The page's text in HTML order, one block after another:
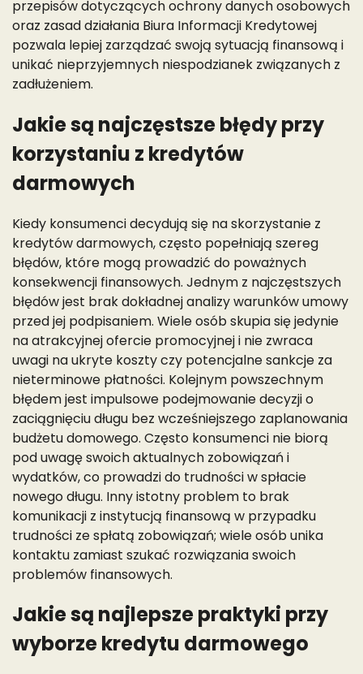
przepisów dotyczących ochrony danych osobowych
oraz zasad działania Biura Informacji Kredytowej
pozwala lepiej zarządzać swoją sytuacją finansową i
unikać nieprzyjemnych niespodzianek związanych z
zadłużeniem.
Jakie są najczęstsze błędy przy
korzystaniu z kredytów
darmowych
Kiedy konsumenci decydują się na skorzystanie z
kredytów darmowych, często popełniają szereg
błędów, które mogą prowadzić do poważnych
konsekwencji finansowych. Jednym z najczęstszych
błędów jest brak dokładnej analizy warunków umowy
przed jej podpisaniem. Wiele osób skupia się jedynie
na atrakcyjnej ofercie promocyjnej i nie zwraca
uwagi na ukryte koszty czy potencjalne sankcje za
nieterminowe płatności. Kolejnym powszechnym
błędem jest impulsowe podejmowanie decyzji o
zaciągnięciu długu bez wcześniejszego zaplanowania
budżetu domowego. Często konsumenci nie biorą
pod uwagę swoich aktualnych zobowiązań i
wydatków, co prowadzi do trudności w spłacie
nowego długu. Inny istotny problem to brak
komunikacji z instytucją finansową w przypadku
trudności ze spłatą zobowiązań; wiele osób unika
kontaktu zamiast szukać rozwiązania swoich
problemów finansowych.
Jakie są najlepsze praktyki przy
wyborze kredytu darmowego